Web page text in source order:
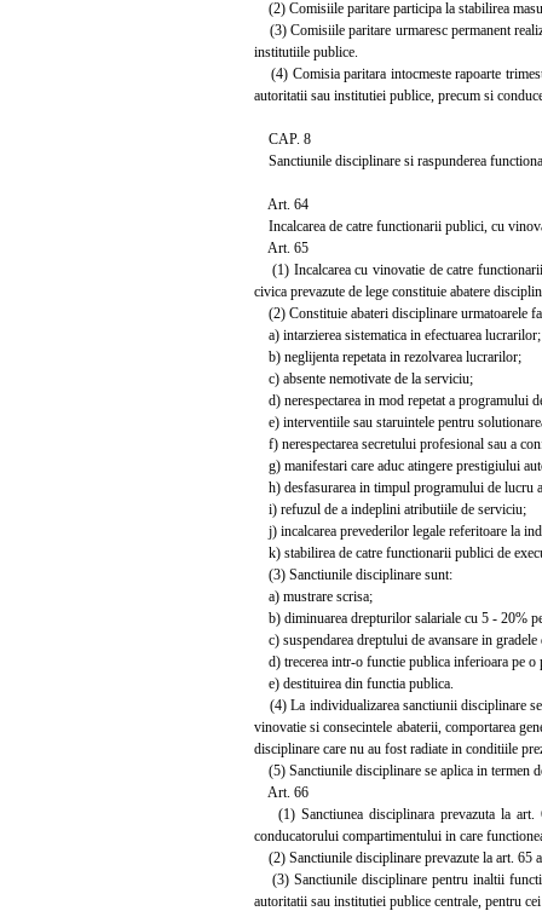
(2) Comisiile paritare participa la stabilirea
(3) Comisiile paritare urmaresc permanent
institutiile publice.
(4) Comisia paritara intocmeste rapoarte
autoritatii sau institutiei publice, precum si
CAP. 8
Sanctiunile disciplinare si raspunderea
Art. 64
Incalcarea de catre functionarii publici, cu
Art. 65
(1) Incalcarea cu vinovatie de catre
civica prevazute de lege constituie abatere
(2) Constituie abateri disciplinare urmatoarele
a) intarzierea sistematica in efectuarea lucrarilor;
b) neglijenta repetata in rezolvarea lucrarilor;
c) absente nemotivate de la serviciu;
d) nerespectarea in mod repetat a programului
e) interventiile sau staruintele pentru
f) nerespectarea secretului profesional sau a
g) manifestari care aduc atingere prestigiului
h) desfasurarea in timpul programului de lucru
i) refuzul de a indeplini atributiile de serviciu;
j) incalcarea prevederilor legale referitoare la
k) stabilirea de catre functionarii publici de
(3) Sanctiunile disciplinare sunt:
a) mustrare scrisa;
b) diminuarea drepturilor salariale cu 5 - 20%
c) suspendarea dreptului de avansare in
d) trecerea intr-o functie publica inferioara pe o
e) destituirea din functia publica.
(4) La individualizarea sanctiunii disciplinare se
vinovatie si consecintele abaterii, comportarea
disciplinare care nu au fost radiate in conditiile
(5) Sanctiunile disciplinare se aplica in termen
Art. 66
(1) Sanctiunea disciplinara prevazuta la art.
conducatorului compartimentului in care
(2) Sanctiunile disciplinare prevazute la art. 65
(3) Sanctiunile disciplinare pentru inaltii
autoritatii sau institutiei publice centrale, pentru